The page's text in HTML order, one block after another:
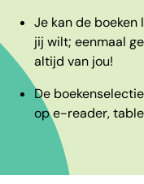
Je kan de boeken
jij wilt; eenmaal
altijd van jou!
De
op e-reader,